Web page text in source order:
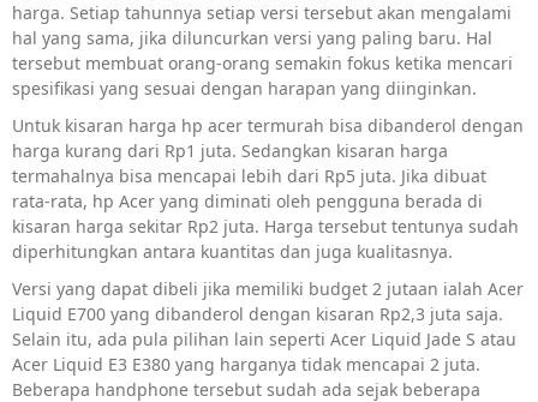
harga. Setiap tahunnya setiap versi tersebut akan mengalami
hal yang sama, jika diluncurkan versi yang paling baru. Hal
tersebut membuat orang-orang semakin fokus ketika mencari
spesifikasi yang sesuai dengan harapan yang diinginkan.
Untuk kisaran harga hp acer termurah bisa dibanderol dengan
harga kurang dari Rp1 juta. Sedangkan kisaran harga
termahalnya bisa mencapai lebih dari Rp5 juta. Jika dibuat
rata-rata, hp Acer yang diminati oleh pengguna berada di
kisaran harga sekitar Rp2 juta. Harga tersebut tentunya sudah
diperhitungkan antara kuantitas dan juga kualitasnya.
Versi yang dapat dibeli jika memiliki budget 2 jutaan ialah Acer
Liquid E700 yang dibanderol dengan kisaran Rp2,3 juta saja.
Selain itu, ada pula pilihan lain seperti Acer Liquid Jade S atau
Acer Liquid E3 E380 yang harganya tidak mencapai 2 juta.
Beberapa handphone tersebut sudah ada sejak beberapa